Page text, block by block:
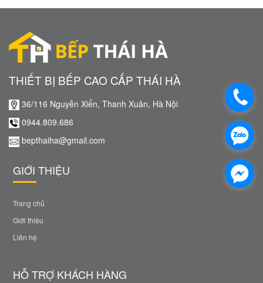
THIẾT BỊ BẾP CAO CẤP THÁI HÀ
36/116 Nguyễn Xiển, Thanh Xuân, Hà Nội
0944.809.686
bepthaiha@gmail.com
GIỚI THIỆU
Trang chủ
Giới thiệu
Liên hệ
HỖ TRỢ KHÁCH HÀNG